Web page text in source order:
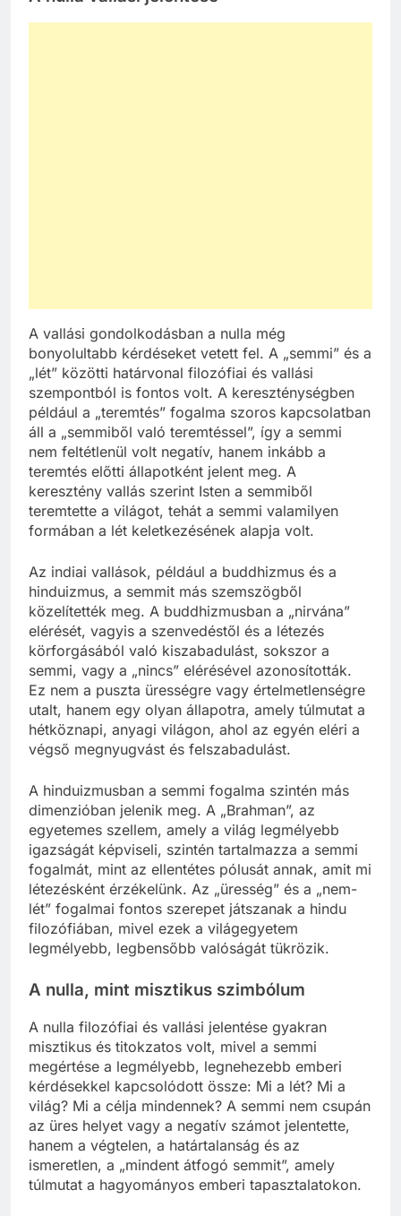
A vallási gondolkodásban a nulla még
bonyolultabb kérdéseket vetett fel. A „semmi” és a
„lét” közötti határvonal filozófiai és vallási
szempontból is fontos volt. A kereszténységben
például a „teremtés” fogalma szoros kapcsolatban
áll a „semmiből való teremtéssel”, így a semmi
nem feltétlenül volt negatív, hanem inkább a
teremtés előtti állapotként jelent meg. A
keresztény vallás szerint Isten a semmiből
teremtette a világot, tehát a semmi valamilyen
formában a lét keletkezésének alapja volt.
Az indiai vallások, például a buddhizmus és a
hinduizmus, a semmit más szemszögből
közelítették meg. A buddhizmusban a „nirvána”
elérését, vagyis a szenvedéstől és a létezés
körforgásából való kiszabadulást, sokszor a
semmi, vagy a „nincs” elérésével azonosították.
Ez nem a puszta ürességre vagy értelmetlenségre
utalt, hanem egy olyan állapotra, amely túlmutat a
hétköznapi, anyagi világon, ahol az egyén eléri a
végső megnyugvást és felszabadulást.
A hinduizmusban a semmi fogalma szintén más
dimenzióban jelenik meg. A „Brahman”, az
egyetemes szellem, amely a világ legmélyebb
igazságát képviseli, szintén tartalmazza a semmi
fogalmát, mint az ellentétes pólusát annak, amit mi
létezésként érzékelünk. Az „üresség” és a „nem-
lét” fogalmai fontos szerepet játszanak a hindu
filozófiában, mivel ezek a világegyetem
legmélyebb, legbensőbb valóságát tükrözik.
A nulla, mint misztikus szimbólum
A nulla filozófiai és vallási jelentése gyakran
misztikus és titokzatos volt, mivel a semmi
megértése a legmélyebb, legnehezebb emberi
kérdésekkel kapcsolódott össze: Mi a lét? Mi a
világ? Mi a célja mindennek? A semmi nem csupán
az üres helyet vagy a negatív számot jelentette,
hanem a végtelen, a határtalanság és az
ismeretlen, a „mindent átfogó semmit”, amely
túlmutat a hagyományos emberi tapasztalatokon.